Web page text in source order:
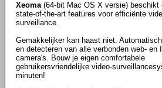
Xeoma(64-bit Mac OS X versie) beschikt
state-of-the-art features voor efficiënte
surveillance.
Gemakkelijker kan haast niet.
en detecteren van alle verbonden web- en
camera's. Bouw je eigen comfortabele
gebruikersvriendelijke video-
minuten!